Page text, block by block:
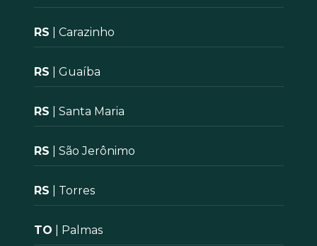
RS | Carazinho
RS | Guaíba
RS | Santa Maria
RS | São Jerônimo
RS | Torres
TO | Palmas